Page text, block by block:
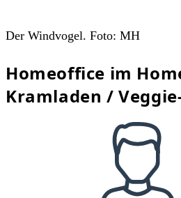
Der Windvogel. Foto: MH
Homeoffice im
Kramladen /